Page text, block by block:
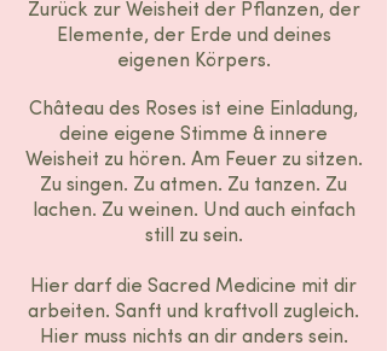
Zurück zur Weisheit der Pflanzen, der
Elemente, der Erde und deines
eigenen Körpers.
Château des Roses ist eine Einladung,
deine eigene Stimme & innere
Weisheit zu hören.​ Am Feuer zu sitzen.
Zu singen. Zu atmen. Zu tanzen. Zu
lachen. Zu weinen. Und auch einfach
still zu sein.
Hier darf die Sacred Medicine mit dir
arbeiten. Sanft und kraftvoll zugleich.
Hier muss nichts an dir anders sein.